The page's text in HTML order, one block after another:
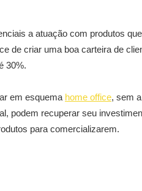
a atuação com produtos
de criar uma boa carteira de
30%.
em esquema home office, sem a
podem recuperar seu
para comercializarem.